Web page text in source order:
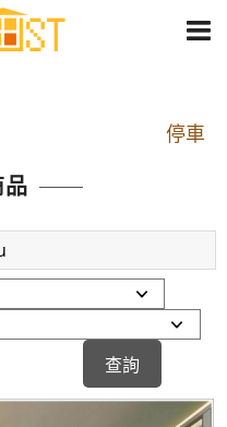
停車
口】往中山路1段139
友 請親愛的客戶加入
方帳號@a0975005573
口(樂華夜市口)門口可
停車
口】往中山路1段139
號約10分鐘